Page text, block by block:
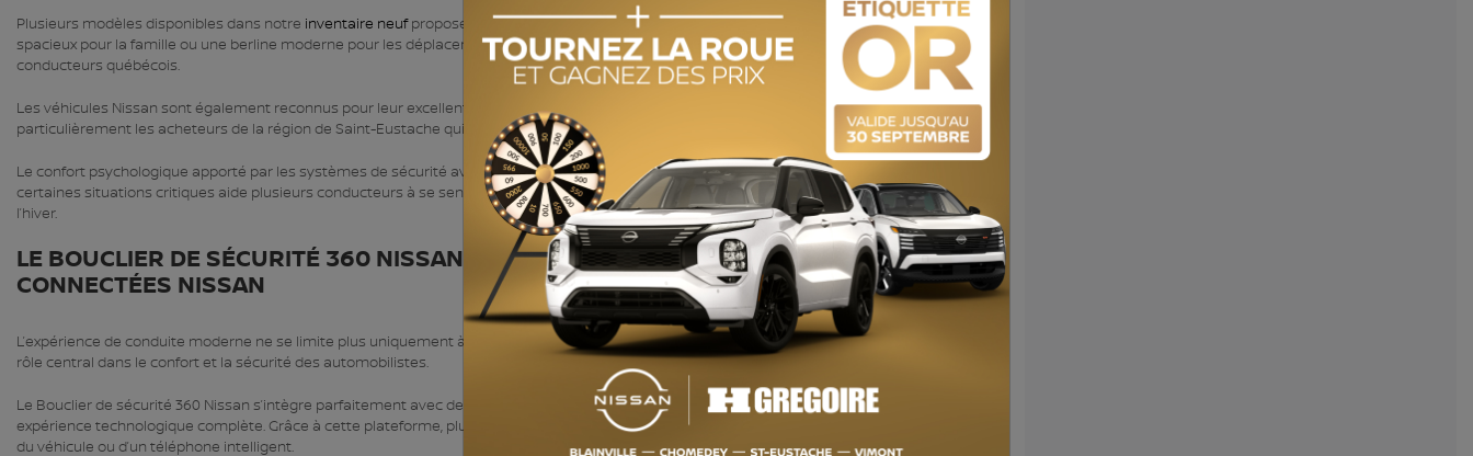
Plusieurs modèles disponibles dans notre inventaire neufproposent désormais le Bouclier de sécurité 360 Nissan. Que vous recherchiez un VUS
spacieux pour la famille ou une berline moderne pour les déplacements urbains, Nissan offre plusieurs options adaptées aux besoins des
conducteurs québécois.
Les véhicules Nissan sont également reconnus pour leur excellent équilibre entre innovation, fiabilité et valeur. Cette combinaison attire
particulièrement les acheteurs de la région de Saint-Eustache qui souhaitent investir dans un véhicule durable et bien équipé.
Le confort psychologique apporté par les systèmes de sécurité avancés joue aussi un rôle important. Savoir que le véhicule peut intervenir dans
certaines situations critiques aide plusieurs conducteurs à se sentir plus confiants, particulièrement lors des conditions routières difficiles de
l’hiver.
LE BOUCLIER DE SÉCURITÉ 360 NISSAN FONCTIONNE AVEC LES TECHNOLOGIES
CONNECTÉES NISSAN
L’expérience de conduite moderne ne se limite plus uniquement à la mécanique du véhicule. Aujourd’hui, les technologies connectées jouent un
rôle central dans le confort et la sécurité des automobilistes.
Le Bouclier de sécurité 360 Nissan s’intègre parfaitement avec des outils comme NissanConnect
, permettant aux conducteurs de profiter d’une
expérience technologique complète. Grâce à cette plateforme, plusieurs fonctionnalités pratiques deviennent accessibles directement à partir
du véhicule ou d’un téléphone intelligent.